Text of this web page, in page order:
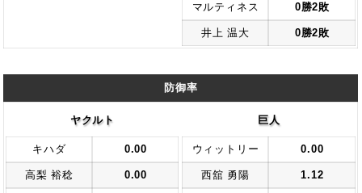
マルティネス 0勝2敗
井上 温大 0勝2敗
防御率
ヤクルト
キハダ 0.00
高梨 裕稔 0.00
巨人
ウィットリー 0.00
西舘 勇陽 1.12